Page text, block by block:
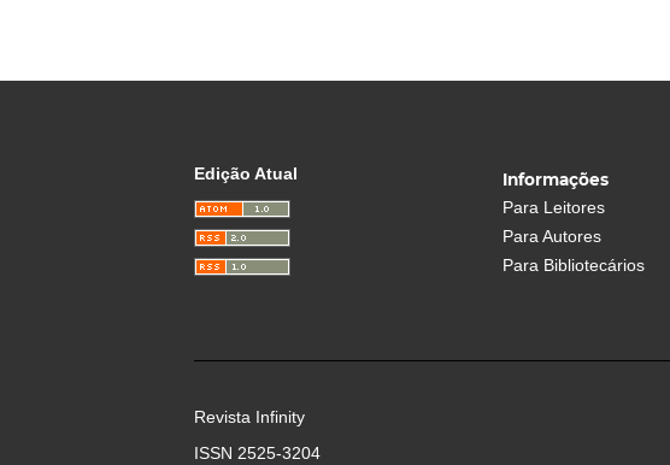
Edição Atual Informações
Para Leitores
Para Autores
Para Bibliotecários
Revista Infinity
ISSN 2525-3204